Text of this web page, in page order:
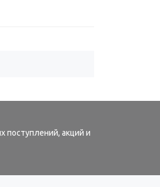
поступлений, акций и